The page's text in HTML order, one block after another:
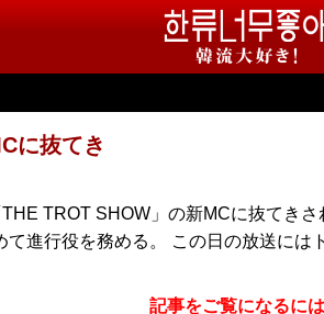
に抜てき
TROT SHOW」の新MCに抜てき
進行役を務める。 この日の放送に
記事をご覧になるには